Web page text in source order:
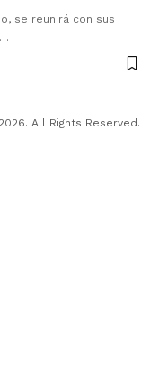
se reunirá con sus
All Rights Reserved.